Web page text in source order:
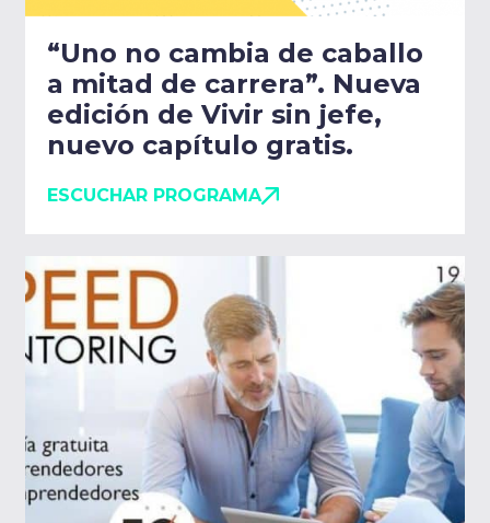
“Uno no cambia de caballo
a mitad de carrera”. Nueva
edición de Vivir sin jefe,
nuevo capítulo gratis.
ESCUCHAR PROGRAMA